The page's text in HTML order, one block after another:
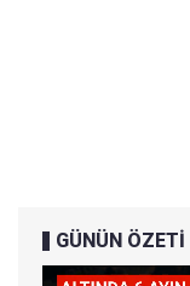
GÜNÜN ÖZETİ